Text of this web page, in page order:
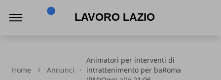
Home Annunci
Animatori per interventi di
intrattenimento per baRoma